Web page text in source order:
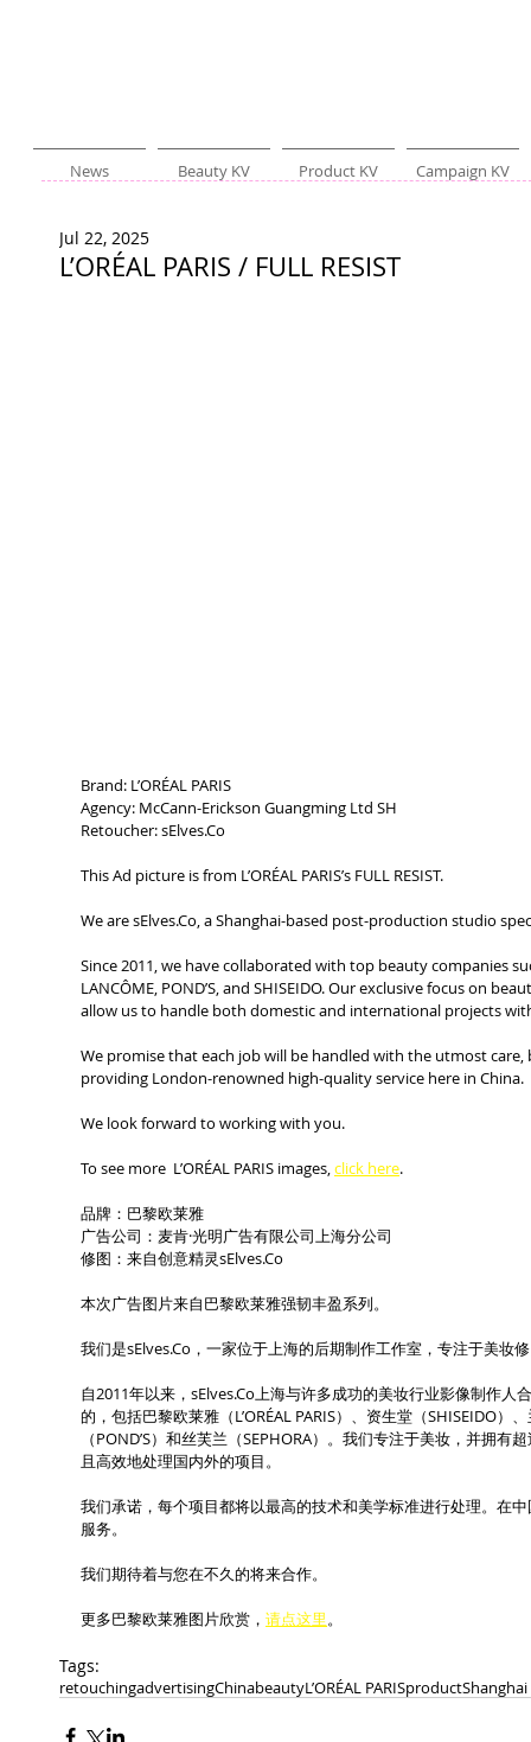
News Beauty KV Product KV Campaign KV
L’ORÉAL PARIS / FULL RESIST
Jul 22, 2025
Brand: L’ORÉAL PARIS
Agency: McCann-Erickson Guangming Ltd SH
Retoucher: sElves.Co
This Ad picture is from L’ORÉAL PARIS’s FULL RESIST.
We are sElves.Co, a Shanghai-based post-production studio
Since 2011, we have collaborated with top beauty companies
LANCÔME, POND’S, and SHISEIDO. Our exclusive focus on
allow us to handle both domestic and international projects
We promise that each job will be handled with the utmost
providing London-renowned high-quality service here in China.
We look forward to working with you.
To see more  L’ORÉAL PARIS images, click here.
品牌：巴黎欧莱雅
广告公司：麦肯·光明广告有限公司上海分公司
修图：来自创意精灵sElves.Co
本次广告图片来自巴黎欧莱雅强韧丰盈系列。
我们是sElves.Co，一家位于上海的后期制作工作室，专注于美妆
自2011年以来，sElves.Co上海与许多成功的美妆行业影像制作人
的，包括巴黎欧莱雅（L’ORÉAL PARIS）、资生堂（SHISEIDO）
（POND’S）和丝芙兰（SEPHORA）。我们专注于美妆，并拥有
且高效地处理国内外的项目。
我们承诺，每个项目都将以最高的技术和美学标准进行处理。在
服务。
我们期待着与您在不久的将来合作。
更多巴黎欧莱雅图片欣赏， 请点这里。
Tags:
retouchingadvertisingChinabeautyL’ORÉAL PARISproductShanghai